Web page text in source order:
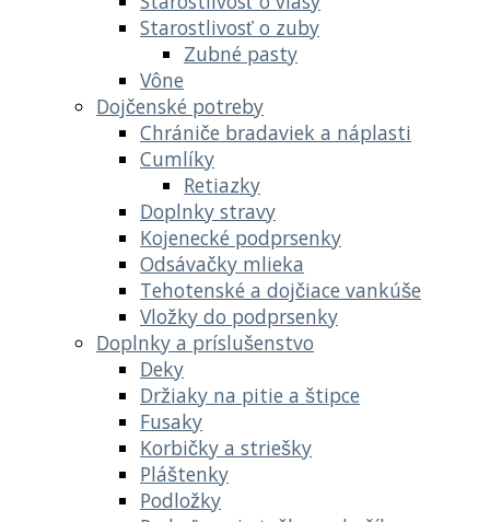
Starostlivosť o zuby
Zubné pasty
Vône
Dojčenské potreby
Chrániče bradaviek a náplasti
Cumlíky
Retiazky
Doplnky stravy
Kojenecké podprsenky
Odsávačky mlieka
Tehotenské a dojčiace vankúše
Vložky do podprsenky
Doplnky a príslušenstvo
Deky
Držiaky na pitie a štipce
Fusaky
Korbičky a striešky
Pláštenky
Podložky